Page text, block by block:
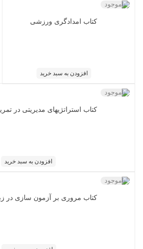
کتاب امدادگری ورزشی
ناموجود
افزودن به سبد خرید
کتاب استراتژی‏های مدیریتی در
ناموجود
افزودن به سبد خرید
کتاب مروری بر آزمون سازی در زبان
ناموجود